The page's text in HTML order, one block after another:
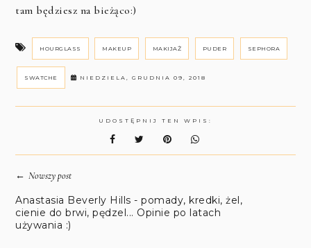
tam będziesz na bieżąco:)
HOURGLASS MAKEUP MAKIJAŻ PUDER SEPHORA
SWATCHE NIEDZIELA, GRUDNIA 09, 2018
UDOSTĘPNIJ TEN WPIS:
←Nowszy post
Anastasia Beverly Hills - pomady, kredki, żel,
cienie do brwi, pędzel... Opinie po latach
używania :)